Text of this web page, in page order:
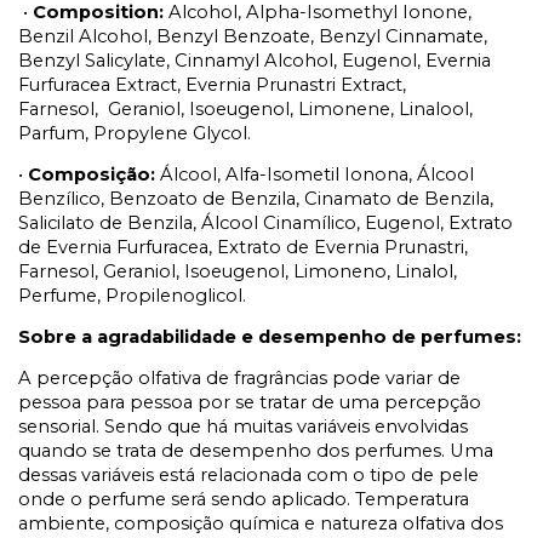
• Composition: Alcohol, Alpha-Isomethyl Ionone,
Benzil Alcohol, Benzyl Benzoate, Benzyl Cinnamate,
Benzyl Salicylate, Cinnamyl Alcohol, Eugenol, Evernia
Furfuracea Extract, Evernia Prunastri Extract,
Farnesol, Geraniol, Isoeugenol, Limonene, Linalool,
Parfum, Propylene Glycol.
• Composição: Álcool, Alfa-Isometil Ionona, Álcool
Benzílico, Benzoato de Benzila, Cinamato de Benzila,
Salicilato de Benzila, Álcool Cinamílico, Eugenol, Extrato
de Evernia Furfuracea, Extrato de Evernia Prunastri,
Farnesol, Geraniol, Isoeugenol, Limoneno, Linalol,
Perfume, Propilenoglicol.
Sobre a agradabilidade e desempenho de perfumes:
A percepção olfativa de fragrâncias pode variar de
pessoa para pessoa por se tratar de uma percepção
sensorial. Sendo que há muitas variáveis envolvidas
quando se trata de desempenho dos perfumes. Uma
dessas variáveis está relacionada com o tipo de pele
onde o perfume será sendo aplicado. Temperatura
ambiente, composição química e natureza olfativa dos